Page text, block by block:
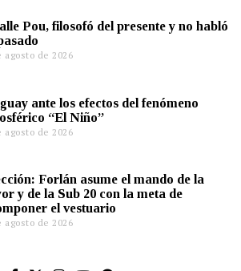
Pou, filosofó del presente y no habló
agosto de 2026
ante los efectos del fenómeno
“El Niño”
agosto de 2026
Forlán asume el mando de la
y de la Sub 20 con la meta de
el vestuario
agosto de 2026